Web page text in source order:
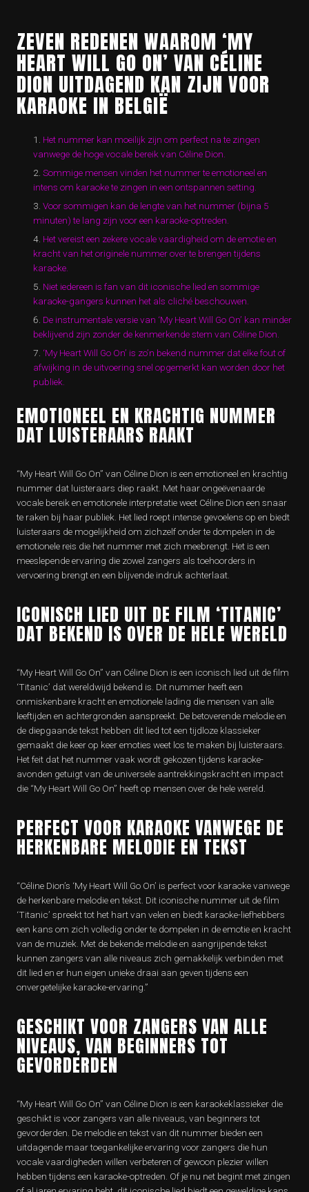
ZEVEN REDENEN WAAROM ‘MY
HEART WILL GO ON’ VAN CÉLINE
DION UITDAGEND KAN ZIJN VOOR
KARAOKE IN BELGIË
Het nummer kan moeilijk zijn om perfect na te zingen
vanwege de hoge vocale bereik van Céline Dion.
Sommige mensen vinden het nummer te emotioneel en
intens om karaoke te zingen in een ontspannen setting.
Voor sommigen kan de lengte van het nummer (bijna 5
minuten) te lang zijn voor een karaoke-optreden.
Het vereist een zekere vocale vaardigheid om de emotie en
kracht van het originele nummer over te brengen tijdens
karaoke.
Niet iedereen is fan van dit iconische lied en sommige
karaoke-gangers kunnen het als cliché beschouwen.
De instrumentale versie van ‘My Heart Will Go On’ kan minder
beklijvend zijn zonder de kenmerkende stem van Céline Dion.
‘My Heart Will Go On’ is zo’n bekend nummer dat elke fout of
afwijking in de uitvoering snel opgemerkt kan worden door het
publiek.
EMOTIONEEL EN KRACHTIG NUMMER
DAT LUISTERAARS RAAKT
“My Heart Will Go On” van Céline Dion is een emotioneel en krachtig
nummer dat luisteraars diep raakt. Met haar ongeëvenaarde
vocale bereik en emotionele interpretatie weet Céline Dion een snaar
te raken bij haar publiek. Het lied roept intense gevoelens op en biedt
luisteraars de mogelijkheid om zichzelf onder te dompelen in de
emotionele reis die het nummer met zich meebrengt. Het is een
meeslepende ervaring die zowel zangers als toehoorders in
vervoering brengt en een blijvende indruk achterlaat.
ICONISCH LIED UIT DE FILM ‘TITANIC’
DAT BEKEND IS OVER DE HELE WERELD
“My Heart Will Go On” van Céline Dion is een iconisch lied uit de film
‘Titanic’ dat wereldwijd bekend is. Dit nummer heeft een
onmiskenbare kracht en emotionele lading die mensen van alle
leeftijden en achtergronden aanspreekt. De betoverende melodie en
de diepgaande tekst hebben dit lied tot een tijdloze klassieker
gemaakt die keer op keer emoties weet los te maken bij luisteraars.
Het feit dat het nummer vaak wordt gekozen tijdens karaoke-
avonden getuigt van de universele aantrekkingskracht en impact
die “My Heart Will Go On” heeft op mensen over de hele wereld.
PERFECT VOOR KARAOKE VANWEGE DE
HERKENBARE MELODIE EN TEKST
“Céline Dion’s ‘My Heart Will Go On’ is perfect voor karaoke vanwege
de herkenbare melodie en tekst. Dit iconische nummer uit de film
‘Titanic’ spreekt tot het hart van velen en biedt karaoke-liefhebbers
een kans om zich volledig onder te dompelen in de emotie en kracht
van de muziek. Met de bekende melodie en aangrijpende tekst
kunnen zangers van alle niveaus zich gemakkelijk verbinden met
dit lied en er hun eigen unieke draai aan geven tijdens een
onvergetelijke karaoke-ervaring.”
GESCHIKT VOOR ZANGERS VAN ALLE
NIVEAUS, VAN BEGINNERS TOT
GEVORDERDEN
“My Heart Will Go On” van Céline Dion is een karaokeklassieker die
geschikt is voor zangers van alle niveaus, van beginners tot
gevorderden. De melodie en tekst van dit nummer bieden een
uitdagende maar toegankelijke ervaring voor zangers die hun
vocale vaardigheden willen verbeteren of gewoon plezier willen
hebben tijdens een karaoke-optreden. Of je nu net begint met zingen